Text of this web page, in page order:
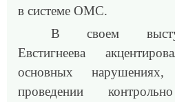
в системе ОМС.
В своем
Евстигнеева
основных
проведении